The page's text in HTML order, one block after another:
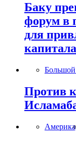
Баку
форум в
для
капитала
Против